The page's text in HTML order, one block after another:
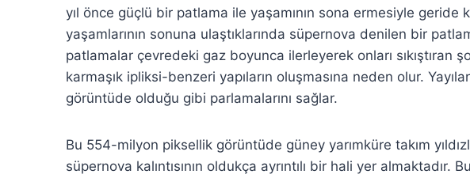
yıl önce güçlü bir patlama ile yaşamının sona ermesiyle geride
yaşamlarının sonuna ulaştıklarında süpernova denilen bir
patlamalar çevredeki gaz boyunca ilerleyerek onları sıkıştıran
karmaşık ipliksi-benzeri yapıların oluşmasına neden olur.
görüntüde olduğu gibi parlamalarını sağlar.
Bu 554-milyon piksellik görüntüde güney yarımküre takım
süpernova kalıntısının oldukça ayrıntılı bir hali yer